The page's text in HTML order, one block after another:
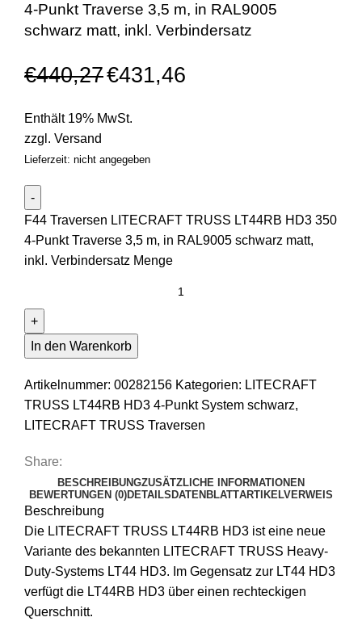
4-Punkt Traverse 3,5 m, in RAL9005
schwarz matt, inkl. Verbindersatz
€440,27€431,46
Enthält 19% MwSt.
zzgl. Versand
Lieferzeit: nicht angegeben
F44 Traversen LITECRAFT TRUSS LT44RB HD3 350
4-Punkt Traverse 3,5 m, in RAL9005 schwarz matt,
inkl. Verbindersatz Menge
In den Warenkorb
Artikelnummer: 00282156 Kategorien: LITECRAFT
TRUSS LT44RB HD3 4-Punkt System schwarz,
LITECRAFT TRUSS Traversen
Share:
BESCHREIBUNGZUSÄTZLICHE INFORMATIONEN
BEWERTUNGEN (0)DETAILS DATENBLATTARTIKELVERWEIS
Beschreibung
Die LITECRAFT TRUSS LT44RB HD3 ist eine neue
Variante des bekannten LITECRAFT TRUSS Heavy-
Duty-Systems LT44 HD3. Im Gegensatz zur LT44 HD3
verfügt die LT44RB HD3 über einen rechteckigen
Querschnitt.